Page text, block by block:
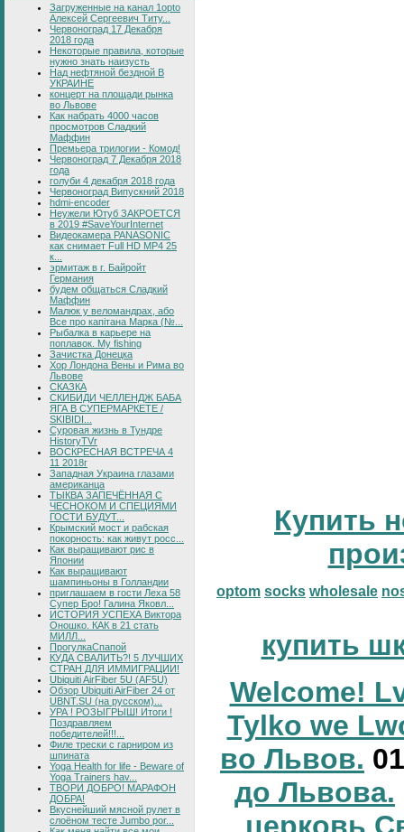
Загруженные на канал 1opto
Алексей Сергеевич Титу...
Червоноград 17 Декабря
2018 года
Некоторые правила, которые
нужно знать наизусть
Над нефтяной бездной В
УКРАИНЕ
концерт на площади рынка
во Львове
Как набрать 4000 часов
просмотров Сладкий
Маффин
Премьера трилогии - Комод!
Червоноград 7 Декабря 2018
года
голуби 4 декабря 2018 года
Червоноград Випускний 2018
hdmi-encoder
Неужели Ютуб ЗАКРОЕТСЯ
в 2019 #SaveYourInternet
Видеокамера PANASONIC
как снимает Full HD MP4 25
к...
эрмитаж в г. Байройт
Германия
будем общаться Сладкий
Маффин
Малюк у веломандрах, або
Все про капітана Марка (№...
Рыбалка в карьере на
поплавок. My fishing
Зачистка Донецка
Хор Лондона Вены и Рима во
Львове
СКАЗКА
СКИБИДИ ЧЕЛЛЕНДЖ БАБА
ЯГА В СУПЕРМАРКЕТЕ /
SKIBIDI...
Суровая жизнь в Тундре
HistoryTVr
ВОСКРЕСНАЯ ВСТРЕЧА 4
11 2018г
Западная Украина глазами
американца
ТЫКВА ЗАПЕЧЁННАЯ С
ЧЕСНОКОМ И СПЕЦИЯМИ
ГОСТИ БУДУТ...
Крымский мост и рабская
покорность: как живут росс...
Как выращивают рис в
Японии
Как выращивают
шампиньоны в Голландии
приглашаем в гости Леха 58
Супер Бро! Галина Яковл...
ИСТОРИЯ УСПЕХА Виктора
Оношко. КАК в 21 стать
МИЛЛ...
ПрогулкаСпапой
КУДА СВАЛИТЬ?! 5 ЛУЧШИХ
СТРАН ДЛЯ ИММИГРАЦИИ!
Ubiquiti AirFiber 5U (AF5U)
Обзор Ubiquiti AirFiber 24 от
UBNT.SU (на русском)...
УРА ! РОЗЫГРЫШ! Итоги !
Поздравляем
победителей!!!...
Филе трески с гарниром из
шпината
Yoga Health for life - Beware of
Yoga Trainers hav...
ТВОРИ ДОБРО! МАРАФОН
ДОБРА!
Вкуснейший мясной рулет в
слоёном тесте Jumbo por...
Купить
optom socks wholesale
купить
Welcome!
Tylko we
во Львов.
до Львова.
церковь